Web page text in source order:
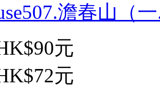
澹春山（
元
元